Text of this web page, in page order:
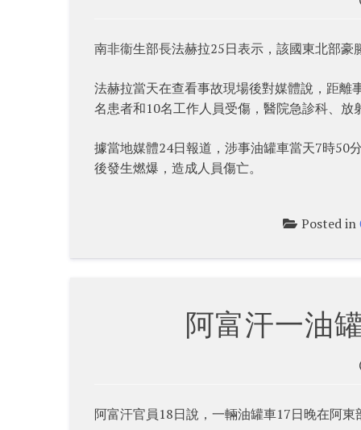
南非衞生部長法赫拉25日表示，該國東北部豪
法赫拉當天在查看事故現場後對媒體說，距
名患者和10名工作人員受傷，醫院急診科、放
據當地媒體24日報道，涉事油罐車當天7時50
後發生燃爆，造成人員傷亡。
Posted in
阿富汗一油
阿富汗官員18日說，一輛油罐車17日晚在阿東